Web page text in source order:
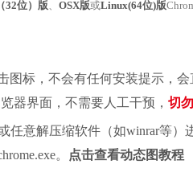
32位）版、 OSX版或Linux(64位)版
图标，不会有任何安装提示，
器界面，不需要人工干预， 切
任意解压缩软件（如winrar等）
。
点击查看动态图教程